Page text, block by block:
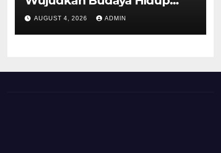
Sehat di Kecamatan Pabelan
AUGUST 4, 2026 ADMIN